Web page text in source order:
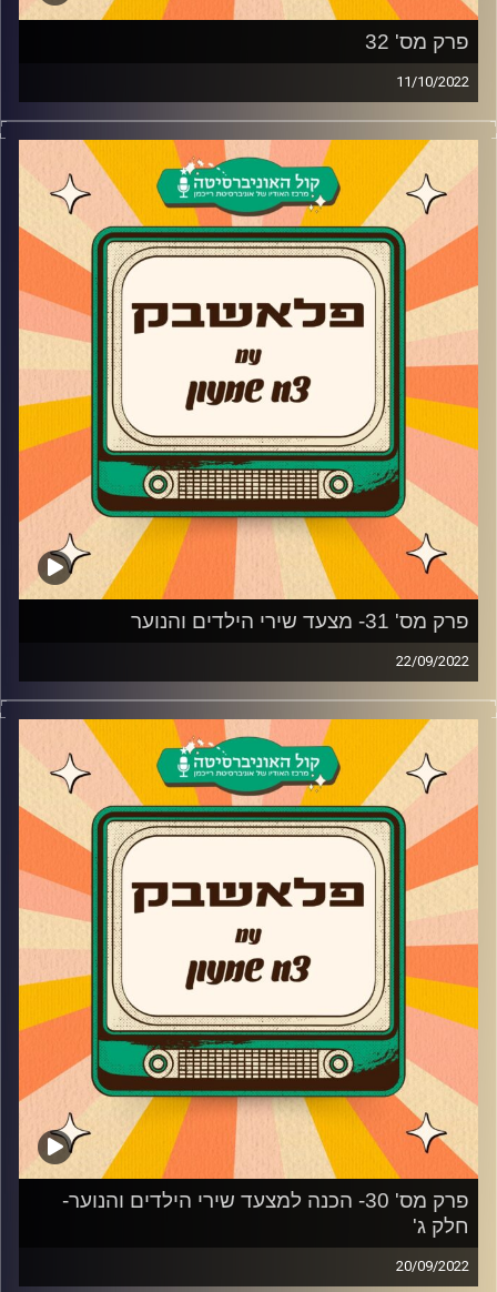
פרק מס' 32
11/10/2022
צח שמעון מביא לכם מוזיקה נוסטלגית משנות ה-90, שנות
ה-2000, את השירים מהסדרות, הסרטים ואפילו הפסטיגלים
שכולנו גדלנו עליהם בשילוב סיפורים וחוויות נעורים
קרדיט תמונות:AudioVersity
פרק מס' 31- מצעד שירי הילדים והנוער
22/09/2022
צח שמעון מביא לכם מוזיקה נוסטלגית משנות ה-90, שנות
ה-2000, את השירים מהסדרות, הסרטים ואפילו הפסטיגלים
שכולנו גדלנו עליהם בשילוב סיפורים וחוויות נעורים
והפעם- מצעד שירי הילדים והנוער 2022!
מנחים: צח שמעון, שיר זוארץ ושחר טבוך
רשימת הזוכים לפי סדר המקומות:
19. מטרה מספר אחת- עדי הימלבלוי ואגם רודברג (פסטיגל
18. הילדים של העתיד- אליאנה תדהר ותובל שפיר (פסטיגל
2011)
17. אל תוותר- אמיר פיי גוטמן ז"ל (פסטיגל 2007)
16. הבלדה שלי עלייך- רן דנקר (השיר שלנו)
15. קצר במוח- הפיג'מות
פרק מס' 30- הכנה למצעד שירי הילדים והנוער-
חלק ג'
20/09/2022